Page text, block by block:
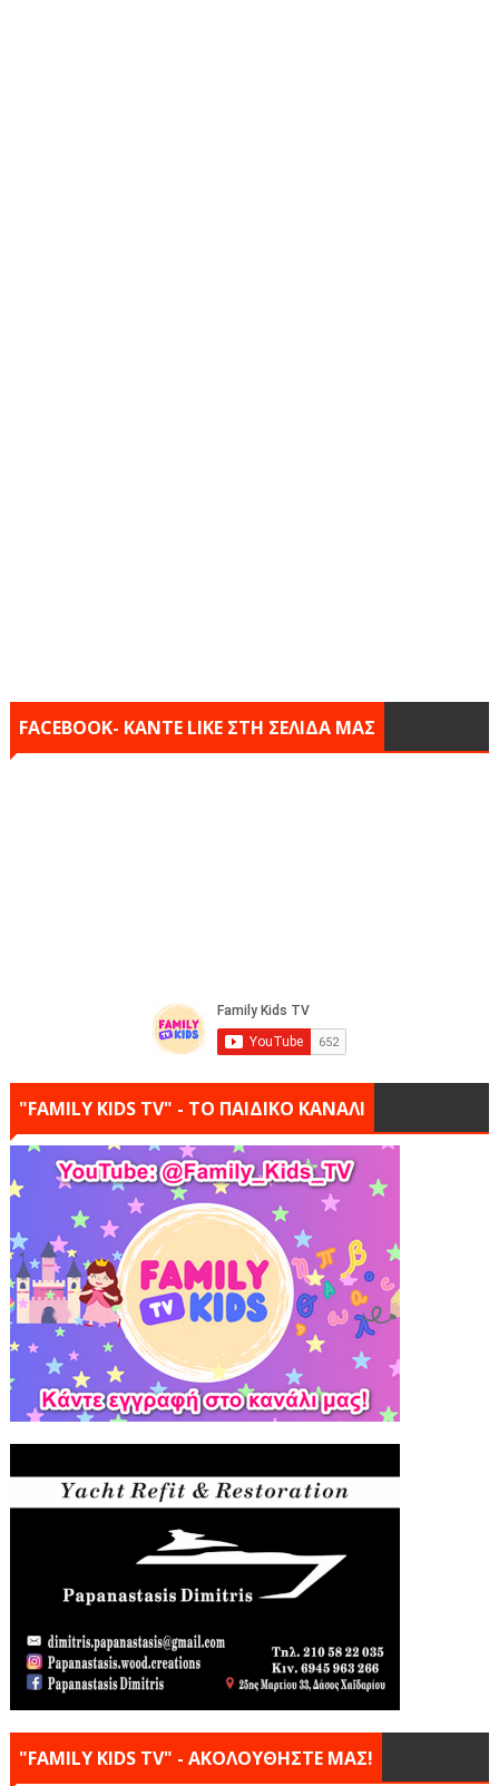
FACEBOOK- KANTE LIKE ΣΤΗ ΣΕΛΙΔΑ ΜΑΣ
"FAMILY KIDS TV" - ΤΟ ΠΑΙΔΙΚΟ ΚΑΝΑΛΙ
"FAMILY KIDS TV" - ΑΚΟΛΟΥΘΗΣΤΕ ΜΑΣ!